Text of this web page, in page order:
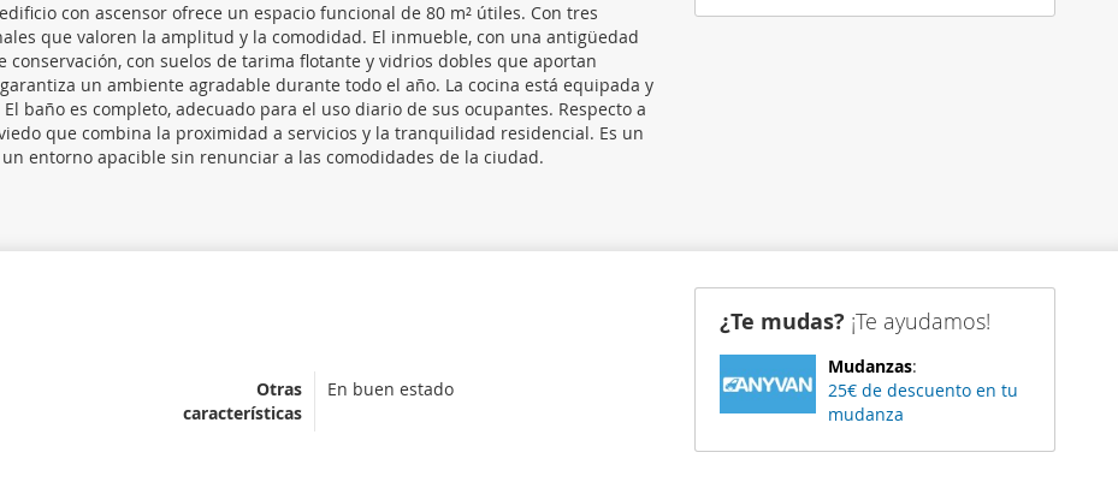
con ascensor ofrece un espacio funcional de 80 m² útiles. Con tres
que valoren la amplitud y la comodidad. El inmueble, con una antigüedad
con suelos de tarima flotante y vidrios dobles que aportan
un ambiente agradable durante todo el año. La cocina está equipada y
baño es completo, adecuado para el uso diario de sus ocupantes. Respecto a
que combina la proximidad a servicios y la tranquilidad residencial. Es un
entorno apacible sin renunciar a las comodidades de la ciudad.
Otras
características
En buen estado
¿Te mudas? ¡Te ayudamos!
Mudanzas:
25€ de descuento en tu
mudanza